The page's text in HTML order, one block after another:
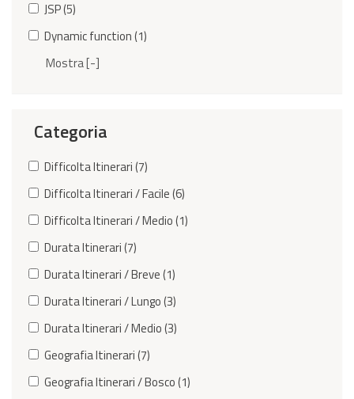
JSP (5)
Dynamic function (1)
Mostra [-]
Categoria
Difficolta Itinerari (7)
Difficolta Itinerari / Facile (6)
Difficolta Itinerari / Medio (1)
Durata Itinerari (7)
Durata Itinerari / Breve (1)
Durata Itinerari / Lungo (3)
Durata Itinerari / Medio (3)
Geografia Itinerari (7)
Geografia Itinerari / Bosco (1)